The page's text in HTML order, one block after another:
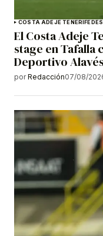
COSTA ADEJE TENERIFE
El Costa Adeje
stage en Tafalla
Deportivo
por Redacción07/08/